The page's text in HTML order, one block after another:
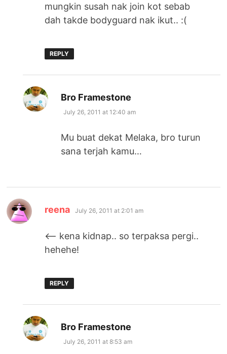
mungkin susah nak join kot sebab
dah takde bodyguard nak ikut.. :(
REPLY
Bro Framestone
July 26, 2011 at 12:40 am
Mu buat dekat Melaka, bro turun
sana terjah kamu…
reena says:
July 26, 2011 at 2:01 am
<– kena kidnap.. so terpaksa pergi..
hehehe!
REPLY
Bro Framestone
July 26, 2011 at 8:53 am